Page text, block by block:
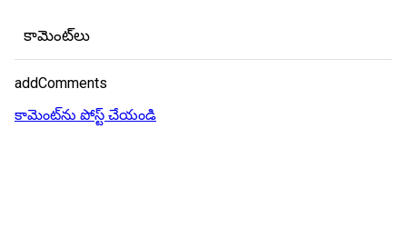
కామెంట్‌లు
addComments
కామెంట్‌ను పోస్ట్ చేయండి